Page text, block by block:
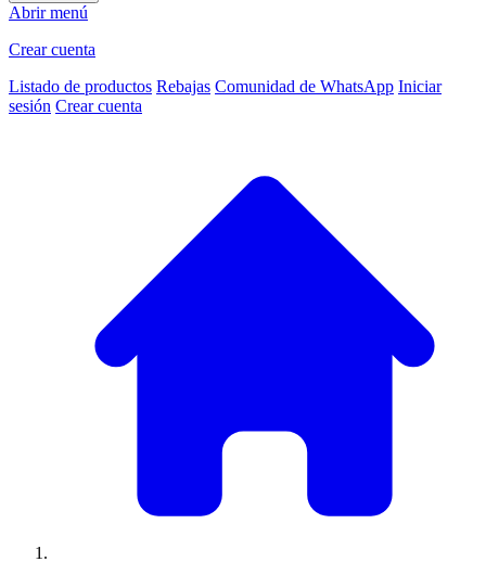
Abrir menú
Crear cuenta
Listado de productos Rebajas Comunidad de WhatsApp Iniciar
sesión Crear cuenta